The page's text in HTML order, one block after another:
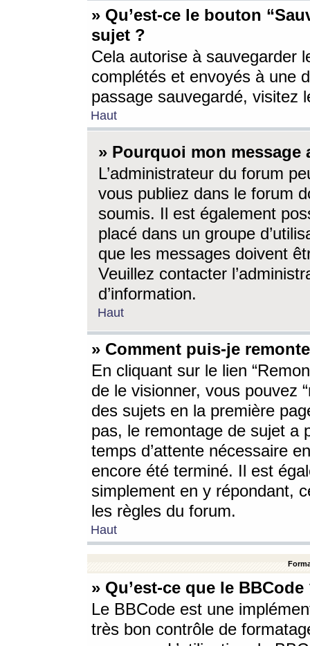
» Qu’est-ce le bouton
sujet ?
Cela autorise à sauvegarder
complétés et envoyés à une
passage sauvegardé, visitez
Haut
» Pourquoi mon message
L’administrateur du forum
vous publiez dans le forum
soumis. Il est également
placé dans un groupe
que les messages doivent
Veuillez contacter
d’information.
Haut
» Comment puis-je
En cliquant sur le lien
de le visionner, vous pouvez
des sujets en la première
pas, le remontage de sujet a
temps d’attente nécessaire
encore été terminé. Il est
simplement en y répondant,
les règles du forum.
Haut
» Qu’est-ce que le BBCode
Le BBCode est une
très bon contrôle de